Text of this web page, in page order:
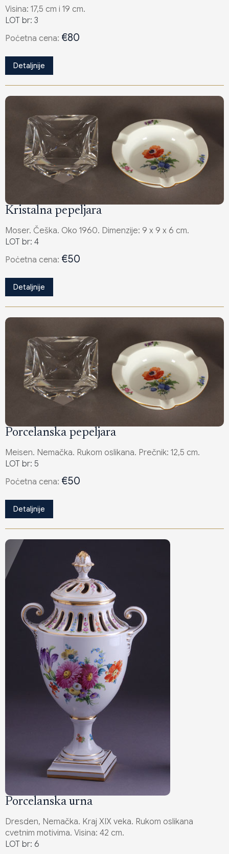
Visina: 17,5 cm i 19 cm.
LOT br: 3
Poċetna cena: €80
Detaljnije
Kristalna pepeljara
Moser. Češka. Oko 1960. Dimenzije: 9 x 9 x 6 cm.
LOT br: 4
Poċetna cena: €50
Detaljnije
Porcelanska pepeljara
Meisen. Nemačka. Rukom oslikana. Prečnik: 12,5 cm.
LOT br: 5
Poċetna cena: €50
Detaljnije
Porcelanska urna
Dresden, Nemačka. Kraj XIX veka. Rukom oslikana
cvetnim motivima. Visina: 42 cm.
LOT br: 6